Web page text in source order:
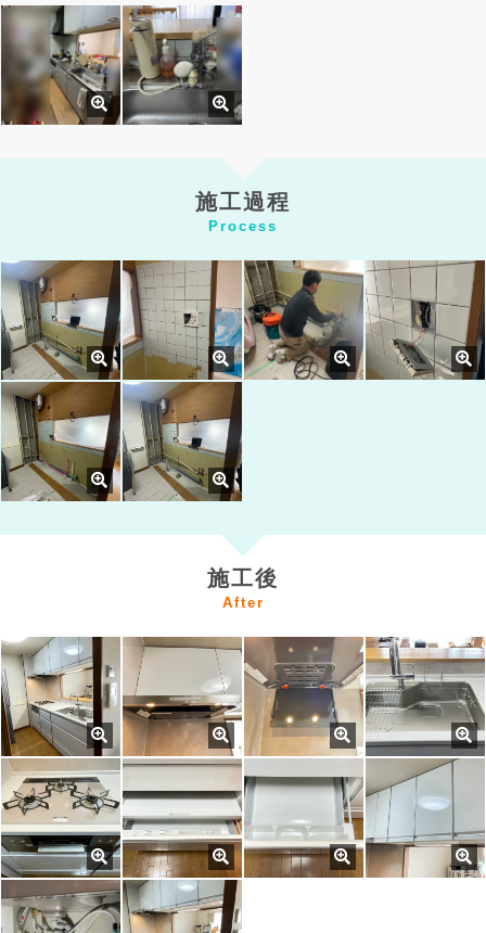
施工過程
Process
施工後
After